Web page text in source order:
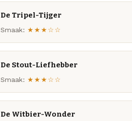
De Tripel-Tijger
Smaak: ★★★☆☆
De Stout-Liefhebber
Smaak: ★★★☆☆
De Witbier-Wonder